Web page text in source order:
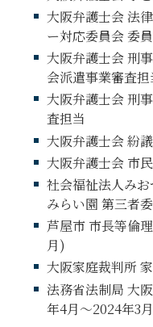
大阪弁護士会 法
ー対応委員会 委
大阪弁護士会 刑
会派遣事業審査担
大阪弁護士会 刑
査担当
大阪弁護士会 紛
大阪弁護士会 市
社会福祉法人み
みらい園 第三者
芦屋市 市長等倫
月)
大阪家庭裁判所
法務省法制局 大
年4月～2024年3月